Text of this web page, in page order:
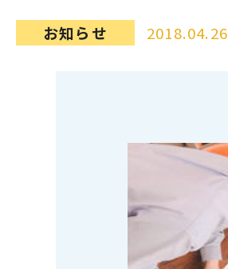
お知らせ 2018.04.26